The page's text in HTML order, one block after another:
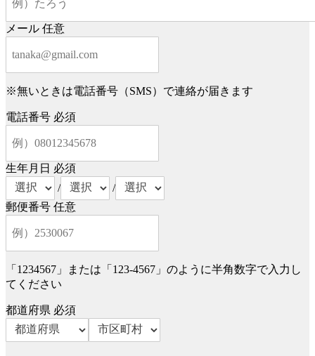
メール 任意
※無いときは電話番号（SMS）で連絡が届きます
電話番号 必須
生年月日 必須
/
/
郵便番号 任意
「1234567」または「123-4567」のように半角数字で入力し
てください
都道府県 必須